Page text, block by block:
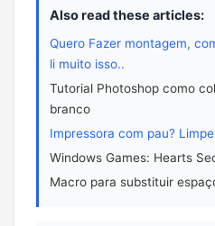
Also read these articles:
Quero Fazer montagem,
li muito isso..
Tutorial Photoshop como
branco
Impressora com pau?
Windows Games: Hearts
Macro para substituir